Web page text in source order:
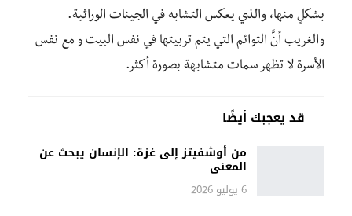
بشكلٍ منها، والذي يعكس التشابه في الجينات الوراثية.
والغريب أنَّ التوائم التي يتم تربيتها في نفس البيت و مع نفس
الأسرة لا تظهر سمات متشابهة بصورة أكثر.
قد يعجبك أيضًا
من أوشفيتز إلى غزة: الإنسان يبحث عن
المعنى
6 يوليو 2026